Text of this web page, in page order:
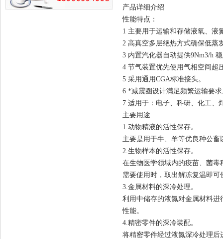
产品详细介绍
性能特点：
1 主要用于运输和存储液氧、液
2 高真空多层绝热方式确保低蒸
3 内置汽化器自动提供9Nm3/h
4 节气装置优先使用气相空间超
5 采用通用CGA标准接头。
6 *减震圈设计满足频繁运输要
7 适用于：电子、科研、化工、
主要用途
1.动物精液的活性保存。
主要是用于牛、羊等优良种公
2.生物样本的活性保存。
在生物医学领域内的疫苗、菌
需要使用时，取出解冻复温即可
3.金属材料的深冷处理。
利用中储存的液氮对金属材料
性能。
4.精密零件的深冷装配。
将精密零件经过液氮深冷处理